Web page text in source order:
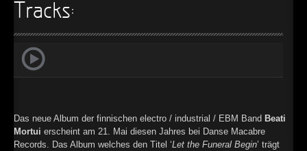
►
Tracks:
Das neue Album der finnischen electro / industrial / EBM Band Beati
Mortui erscheint am 21. Mai diesen Jahres bei Danse Macabre
Records. Das Album welches den Titel ‘Let the Funeral Begin’ trägt